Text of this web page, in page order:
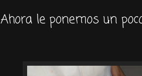
Ahora le ponemos un